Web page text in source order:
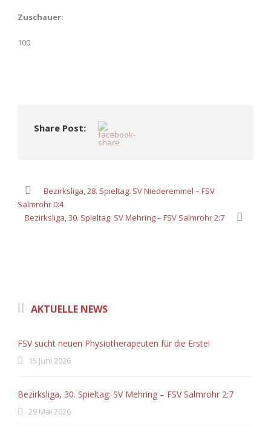
Zuschauer:
100
Share Post:
Bezirksliga, 28. Spieltag: SV Niederemmel – FSV
Salmrohr 0:4
Bezirksliga, 30. Spieltag: SV Mehring – FSV Salmrohr 2:7
AKTUELLE NEWS
FSV sucht neuen Physiotherapeuten für die Erste!
15 Juni 2026
Bezirksliga, 30. Spieltag: SV Mehring – FSV Salmrohr 2:7
29 Mai 2026